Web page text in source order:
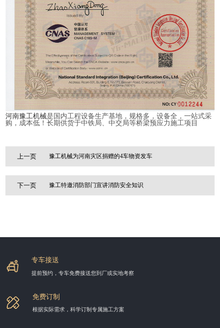
河南豫工机械是国内工程设备生产基地，规格多，设备全，一站式采
购，成本低！长期供货于中铁局、中交局等桥梁预应力施工项目
上一页 豫工机械为河南灾区捐赠的4车物资发车
下一页 豫工特邀消防部门宣讲消防安全知识
专车接送
提前预约，专车免费接送您到厂或实地考察
免费订制
根据实际需求，科学订制专属施工方案